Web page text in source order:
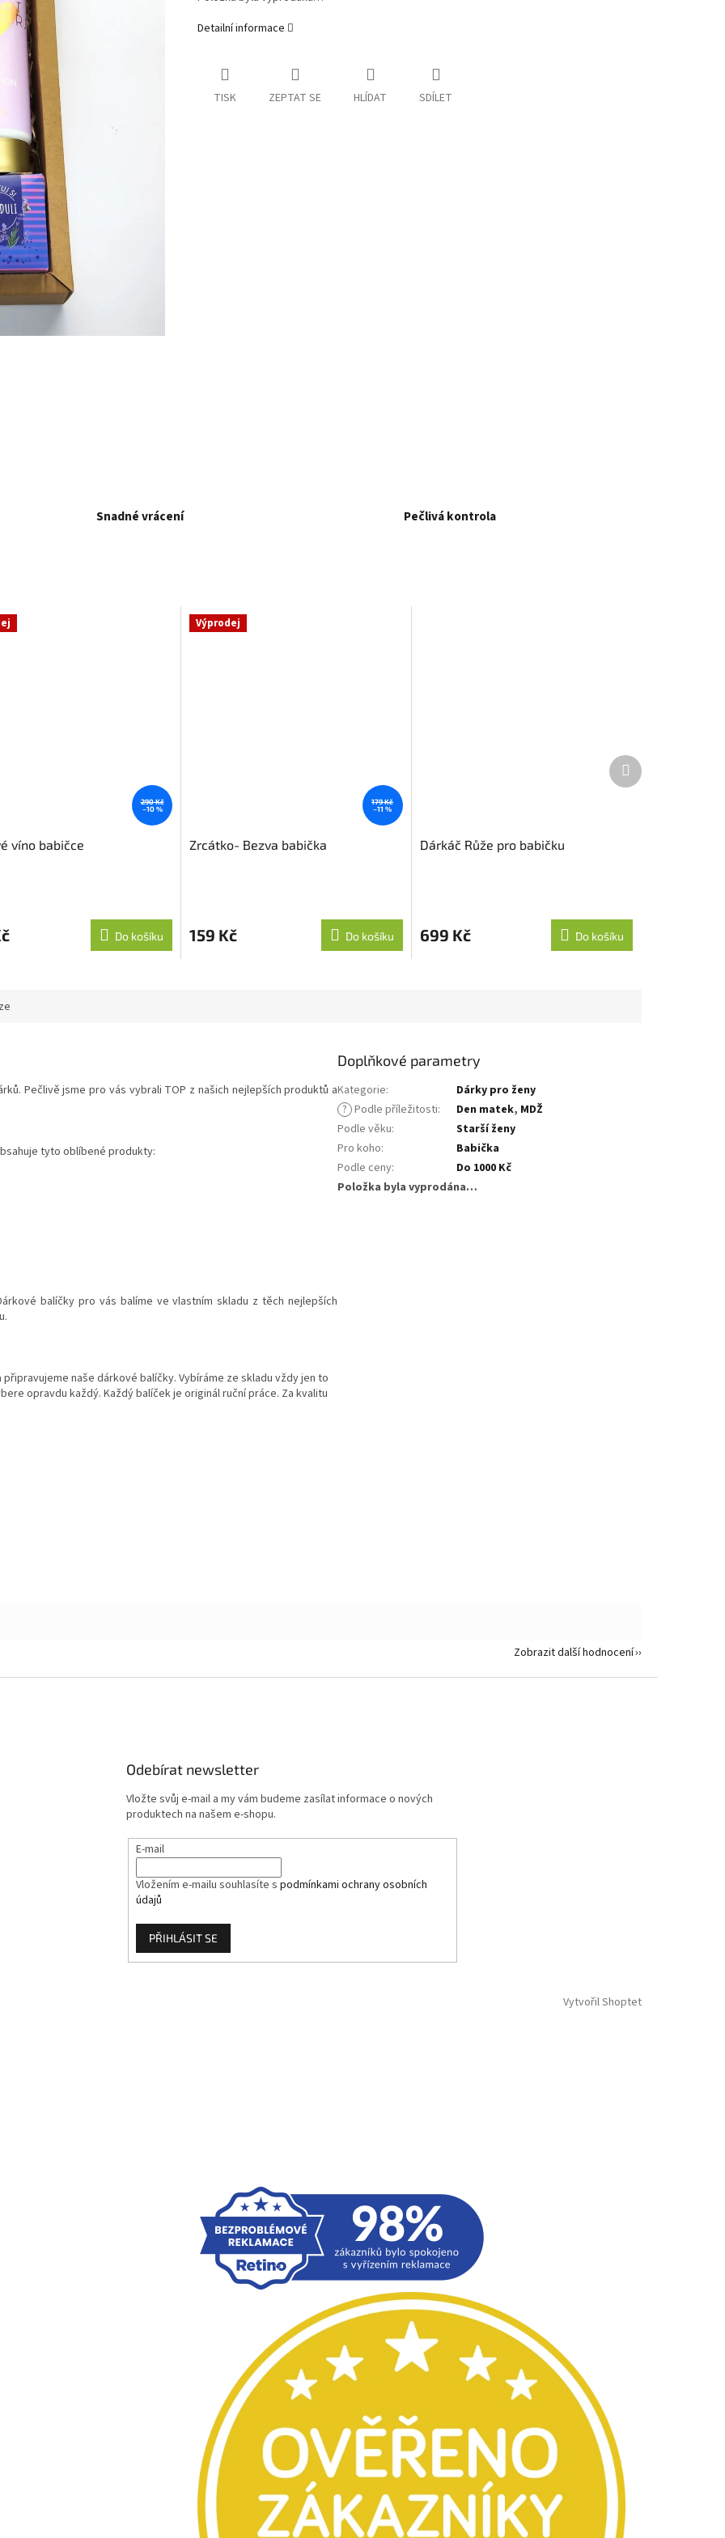
Detailní informace
TISK ZEPTAT SE HLÍDAT SDÍLET
Snadné vrácení Pečlivá kontrola
290 Kč
–10 %
víno babičce
Do košíku
Výprodej
179 Kč
–11 %
Zrcátko- Bezva babička
159 Kč Do košíku
Dárkáč Růže pro babičku
699 Kč Do košíku
Další
produkt
Pečlivě jsme pro vás vybrali TOP z našich nejlepších produktů a
tyto oblíbené produkty:
balíčky pro vás balíme ve vlastním skladu z těch nejlepších
naše dárkové balíčky. Vybíráme ze skladu vždy jen to
opravdu každý. Každý balíček je originál ruční práce. Za kvalitu
Doplňkové parametry
Kategorie:
Dárky pro ženy
? Podle příležitosti: Den matek, MDŽ
Podle věku:
Starší ženy
Pro koho:
Babička
Podle ceny:
Do 1000 Kč
Položka byla vyprodána…
Zobrazit další hodnocení
Odebírat newsletter
Vložte svůj e-mail a my vám budeme zasílat informace o nových
produktech na našem e-shopu.
E-mail
Vložením e-mailu souhlasíte s podmínkami ochrany osobních
údajů
PŘIHLÁSIT SE
Vytvořil Shoptet